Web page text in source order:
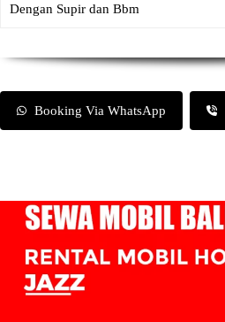
Dengan Supir dan Bbm
Booking Via WhatsApp